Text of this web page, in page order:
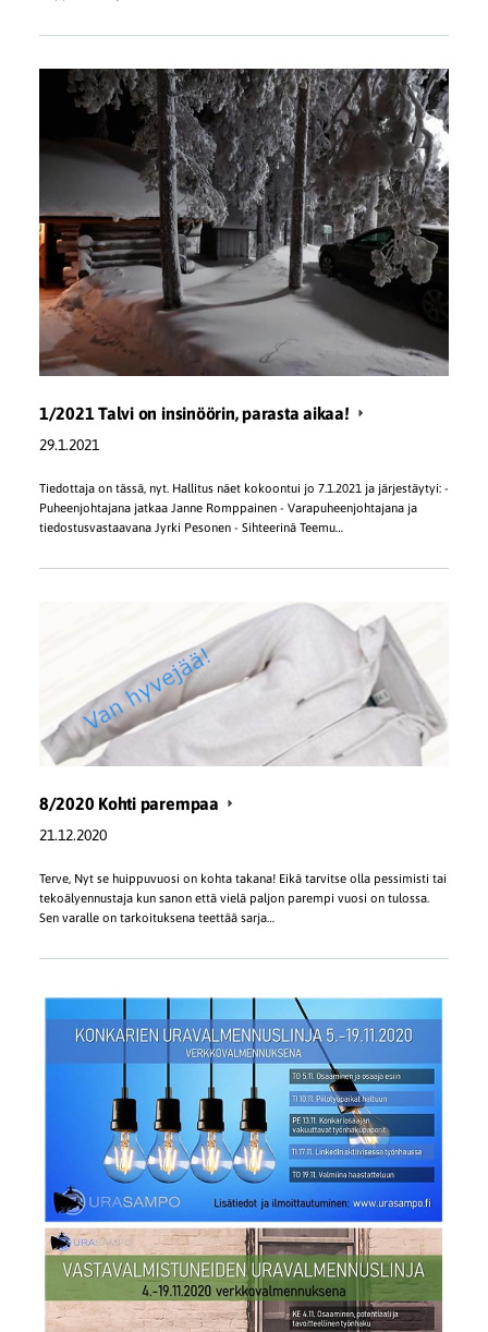
1/2021 Talvi on insinöörin, parasta aikaa!
29.1.2021
Tiedottaja on tässä, nyt. Hallitus näet kokoontui jo 7.1.2021 ja järjestäytyi: -
Puheenjohtajana jatkaa Janne Romppainen - Varapuheenjohtajana ja
tiedostusvastaavana Jyrki Pesonen - Sihteerinä Teemu…
8/2020 Kohti parempaa
21.12.2020
Terve, Nyt se huippuvuosi on kohta takana! Eikä tarvitse olla pessimisti tai
tekoälyennustaja kun sanon että vielä paljon parempi vuosi on tulossa.
Sen varalle on tarkoituksena teettää sarja…